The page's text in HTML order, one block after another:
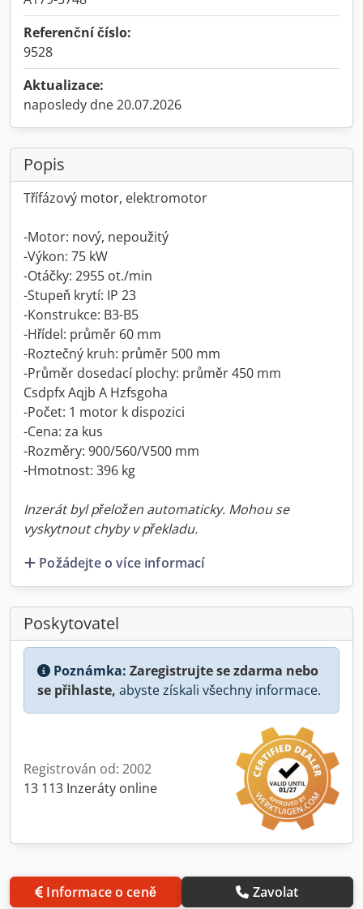
Referenční číslo:
9528
Aktualizace:
naposledy dne 20.07.2026
Popis
Třífázový motor, elektromotor
-Motor: nový, nepoužitý
-Výkon: 75 kW
-Otáčky: 2955 ot./min
-Stupeň krytí: IP 23
-Konstrukce: B3-B5
-Hřídel: průměr 60 mm
-Roztečný kruh: průměr 500 mm
-Průměr dosedací plochy: průměr 450 mm
Csdpfx Aqjb A Hzfsgoha
-Počet: 1 motor k dispozici
-Cena: za kus
-Rozměry: 900/560/V500 mm
-Hmotnost: 396 kg
Inzerát byl přeložen automaticky. Mohou se
vyskytnout chyby v překladu.
Požádejte o více informací
Poskytovatel
Poznámka: Zaregistrujte se zdarma nebo
se přihlaste, abyste získali všechny informace.
Registrován od: 2002
13 113 Inzeráty online
Informace o ceně Zavolat